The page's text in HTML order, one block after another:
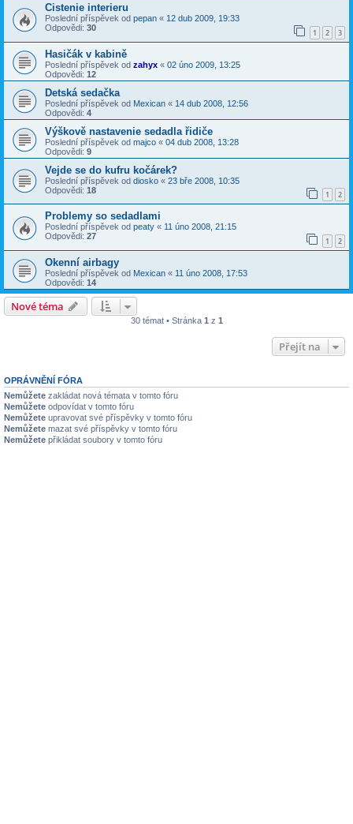
Cistenie interieru
Poslední příspěvek od pepan « 12 dub 2009, 19:33
Odpovědi: 30 1 2 3
Hasičák v kabině
Poslední příspěvek od zahyx « 02 úno 2009, 13:25
Odpovědi: 12
Detská sedačka
Poslední příspěvek od Mexican « 14 dub 2008, 12:56
Odpovědi: 4
Výškově nastavenie sedadla řidiče
Poslední příspěvek od majco « 04 dub 2008, 13:28
Odpovědi: 9
Vejde se do kufru kočárek?
Poslední příspěvek od diosko « 23 bře 2008, 10:35
Odpovědi: 18 1 2
Problemy so sedadlami
Poslední příspěvek od peaty « 11 úno 2008, 21:15
Odpovědi: 27 1 2
Okenní airbagy
Poslední příspěvek od Mexican « 11 úno 2008, 17:53
Odpovědi: 14
Nové téma
30 témat • Stránka 1 z 1
Přejít na
OPRÁVNĚNÍ FÓRA
Nemůžete zakládat nová témata v tomto fóru
Nemůžete odpovídat v tomto fóru
Nemůžete upravovat své příspěvky v tomto fóru
Nemůžete mazat své příspěvky v tomto fóru
Nemůžete přikládat soubory v tomto fóru